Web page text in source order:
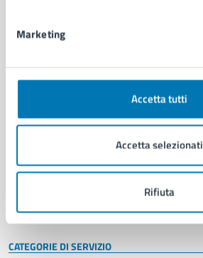
Marketing
Accetta tutti
Accetta selezionati
Rifiuta
AMMINISTRAZIONE
Organi di governo
Enti e fondazioni
Personale amministrativo
Intranet, posta aziendale e protocollo
CATEGORIE DI SERVIZIO